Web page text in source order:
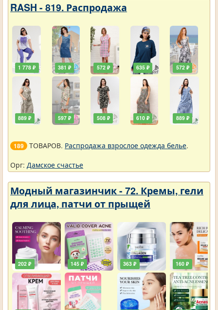
RASH - 819. Распродажа
1 778 ₽
889 ₽
381 ₽
597 ₽
572 ₽
508 ₽
635 ₽
610 ₽
572 ₽
889 ₽
189 ТОВАРОВ. Распродажа взрослое одежда белье.
Орг: Дамское счастье
Модный магазинчик - 72. Кремы, гели
для лица, патчи от прыщей
202 ₽ 145 ₽ 363 ₽ 160 ₽